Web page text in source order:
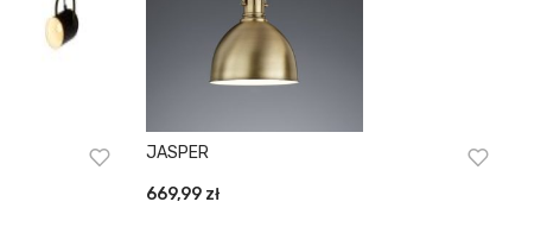
JASPER
669,99 zł